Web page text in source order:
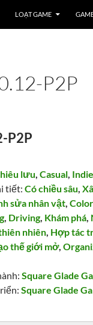
LOẠT GAME
P2P
P2P
lưu,Casual,
tiết:Có chiều sâu,
sửa nhân vật,
, Driving, Khám phá,
nhiên, Hợp tác
thế giới mở,
Square Glade
Square Glade